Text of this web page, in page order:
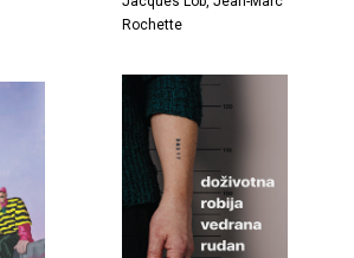
Rochette